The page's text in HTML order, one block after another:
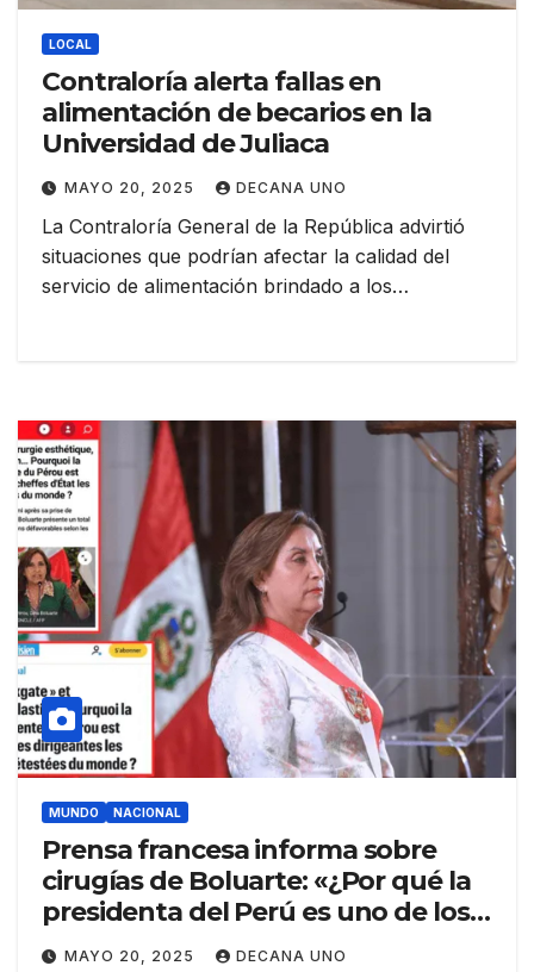
LOCAL
Contraloría alerta fallas en
alimentación de becarios en la
Universidad de Juliaca
MAYO 20, 2025 DECANA UNO
La Contraloría General de la República advirtió
situaciones que podrían afectar la calidad del
servicio de alimentación brindado a los…
MUNDO NACIONAL
Prensa francesa informa sobre
cirugías de Boluarte: «¿Por qué la
presidenta del Perú es uno de los
líderes más odiados del mundo?»
MAYO 20, 2025 DECANA UNO